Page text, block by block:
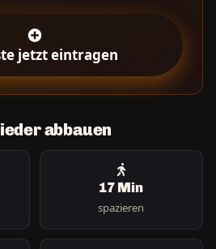
jetzt eintragen
abbauen
17 Min
spazieren